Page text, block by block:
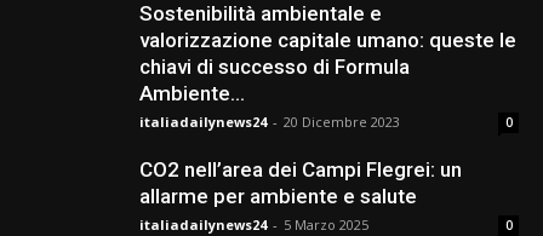
Sostenibilità ambientale e
valorizzazione capitale umano: queste le
chiavi di successo di Formula
Ambiente...
italiadailynews24 - 20 Dicembre 2023 0
CO2 nell’area dei Campi Flegrei: un
allarme per ambiente e salute
italiadailynews24 - 5 Marzo 2025 0